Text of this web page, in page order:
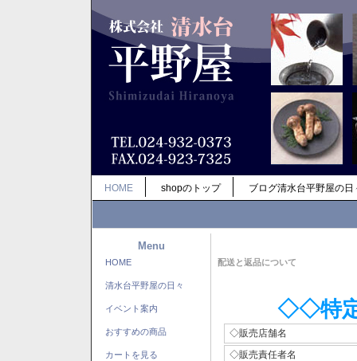
HOME shopのトップ ブログ清水台平野屋の日
Menu
HOME
清水台平野屋の日々
イベント案内
おすすめの商品
カートを見る
配送と返品について
◇◇特
◇販売店舗名
◇販売責任者名